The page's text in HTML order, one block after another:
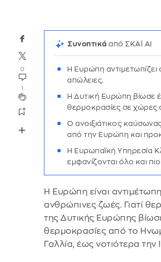
0
1
Συνοπτικάαπό ΣΚΑΪ AI
Η Ευρώπη
απώλειες.
Η Δυτική Ευρώπη βίωσε
θερμοκρασίες σε χώρες
Ο ανοιξιάτικος
από την Ευρώπη και
Η Ευρωπαϊκή Υπηρεσία
εμφανίζονται όλο και
Η Ευρώπη είναι
ανθρώπινες ζωές. Γιατί
της Δυτικής Ευρώπης
θερμοκρασίες από το
Γαλλία, έως νοτιότερα την